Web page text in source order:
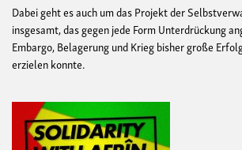
Dabei geht es auch um das Projekt der
insgesamt, das gegen jede Form Unterdrückung
Embargo, Belagerung und Krieg bisher große
erzielen konnte.